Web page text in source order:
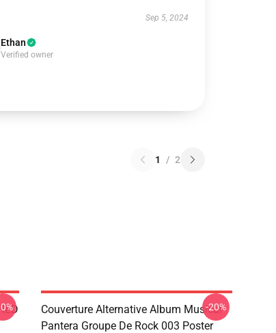
Sep 5, 2024
Ethan
Verified owner
1 / 2
Couverture Alternative Album Musical
Pantera Groupe De Rock 003 Poster
-20%